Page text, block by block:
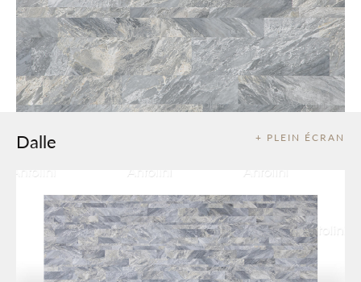
+ PLEIN ÉCRAN
Dalle